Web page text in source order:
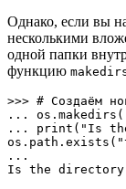
Однако, если вы
несколькими
одной папки
функцию
>>> # Создаём
...
... print("Is
...
Is the directory